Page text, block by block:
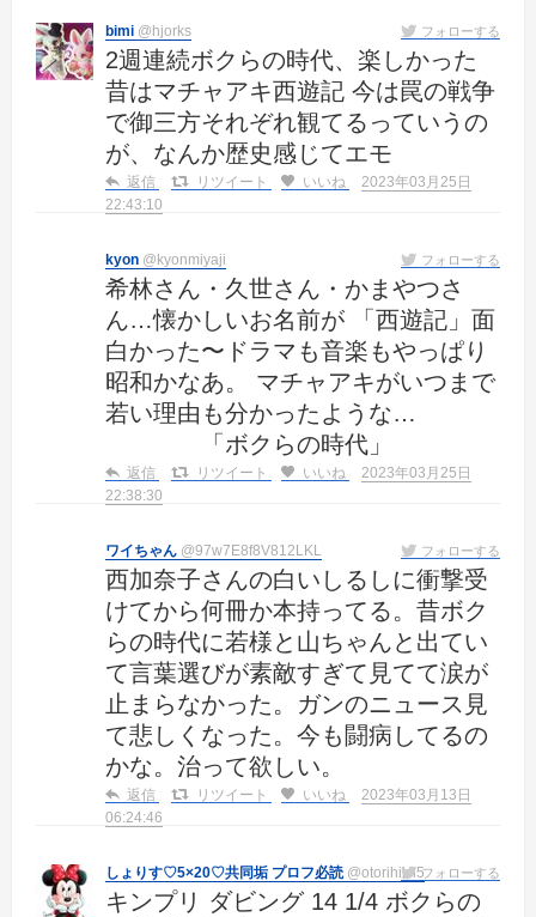
bimi @hjorks フォローする
2週連続ボクらの時代、楽しかった
昔はマチャアキ西遊記 今は罠の戦争
で御三方それぞれ観てるっていうの
が、なんか歴史感じてエモ
返信 リツイート いいね
2023年03月25日
22:43:10
kyon @kyonmiyaji フォローする
希林さん・久世さん・かまやつさ
ん…懐かしいお名前が 「西遊記」面
白かった〜ドラマも音楽もやっぱり
昭和かなあ。 マチャアキがいつまで
若い理由も分かったような…
「ボクらの時代」
返信 リツイート いいね
2023年03月25日
22:38:30
ワイちゃん @97w7E8f8V812LKL フォローする
西加奈子さんの白いしるしに衝撃受
けてから何冊か本持ってる。昔ボク
らの時代に若様と山ちゃんと出てい
て言葉選びが素敵すぎて見てて涙が
止まらなかった。ガンのニュース見
て悲しくなった。今も闘病してるの
かな。治って欲しい。
返信 リツイート いいね
2023年03月13日
06:24:46
しょりす♡5×20♡共同垢 プロフ必読 @otorihikii5フォローする
キンプリ ダビング 14 1/4 ボクらの